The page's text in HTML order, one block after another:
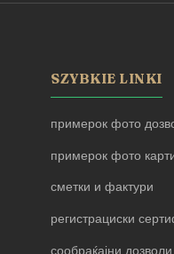
SZYBKIE LINKI
примерок фото
примерок фото
сметки и фактури
регистрациски
сообраќајни дозволи